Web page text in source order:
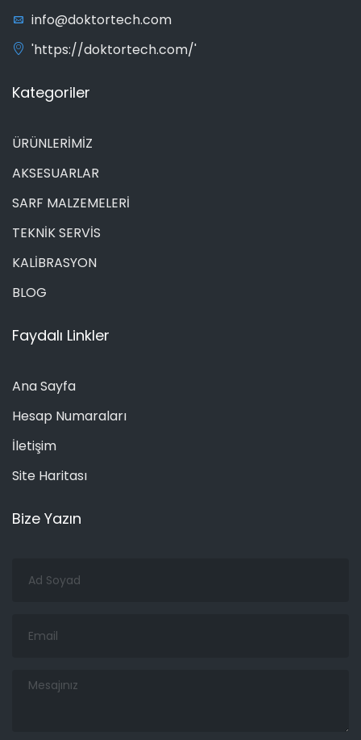
info@doktortech.com
'https://doktortech.com/'
Kategoriler
ÜRÜNLERİMİZ
AKSESUARLAR
SARF MALZEMELERİ
TEKNİK SERVİS
KALİBRASYON
BLOG
Faydalı Linkler
Ana Sayfa
Hesap Numaraları
İletişim
Site Haritası
Bize Yazın
Soyad
Mesajınız